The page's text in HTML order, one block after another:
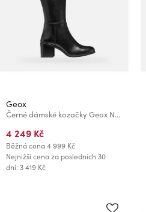
Geox
Černé dámské kozačky Geox New Asheel
4 249 Kč
Běžná cena4 999 Kč
Nejnižší cena za posledních 30
dní: 3 419 Kč